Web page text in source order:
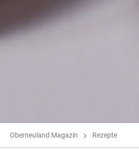
Oberneuland Magazin Rezepte